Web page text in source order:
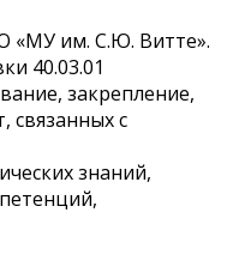
«МУ им. С.Ю. Витте».
40.03.01
закрепление,
связанных с
знаний,